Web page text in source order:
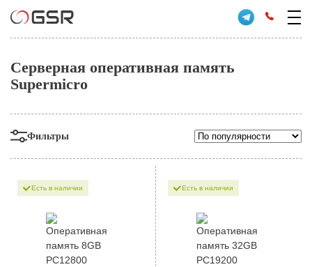
Серверная оперативная память
Supermicro
Фильтры
Есть в наличии Есть в наличии